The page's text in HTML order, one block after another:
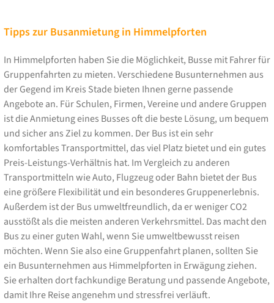
Tipps zur Busanmietung in Himmelpforten
In Himmelpforten haben Sie die Möglichkeit, Busse mit Fahrer für
Gruppenfahrten zu mieten. Verschiedene Busunternehmen aus
der Gegend im Kreis Stade bieten Ihnen gerne passende
Angebote an. Für Schulen, Firmen, Vereine und andere Gruppen
ist die Anmietung eines Busses oft die beste Lösung, um bequem
und sicher ans Ziel zu kommen. Der Bus ist ein sehr
komfortables Transportmittel, das viel Platz bietet und ein gutes
Preis-Leistungs-Verhältnis hat. Im Vergleich zu anderen
Transportmitteln wie Auto, Flugzeug oder Bahn bietet der Bus
eine größere Flexibilität und ein besonderes Gruppenerlebnis.
Außerdem ist der Bus umweltfreundlich, da er weniger CO2
ausstößt als die meisten anderen Verkehrsmittel. Das macht den
Bus zu einer guten Wahl, wenn Sie umweltbewusst reisen
möchten. Wenn Sie also eine Gruppenfahrt planen, sollten Sie
ein Busunternehmen aus Himmelpforten in Erwägung ziehen.
Sie erhalten dort fachkundige Beratung und passende Angebote,
damit Ihre Reise angenehm und stressfrei verläuft.